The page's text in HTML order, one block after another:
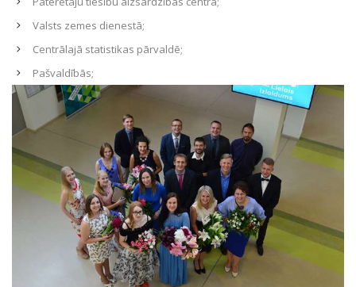
Valsts zemes dienestā;
Centrālajā statistikas pārvaldē;
Pašvaldībās;